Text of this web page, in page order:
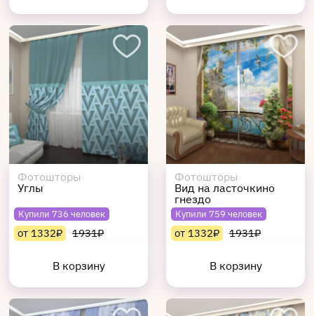
Фотошторы
Углы
Купили 736 человек
от 1332₽ 1931₽
В корзину
Фотошторы
Вид на ласточкино
гнездо
Купили 759 человек
от 1332₽ 1931₽
В корзину